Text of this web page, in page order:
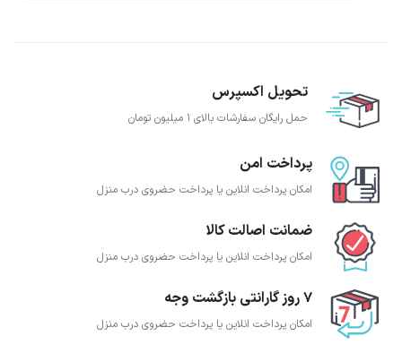
تحویل اکسپرس
حمل رایگان سفارشات بالای 1 میلیون تومان
پرداخت امن
امکان پرداخت انلاین یا پرداخت حضروی درب منزل
ضمانت اصالت کالا
امکان پرداخت انلاین یا پرداخت حضروی درب منزل
7 روز گارانتی بازگشت وجه
امکان پرداخت انلاین یا پرداخت حضروی درب منزل